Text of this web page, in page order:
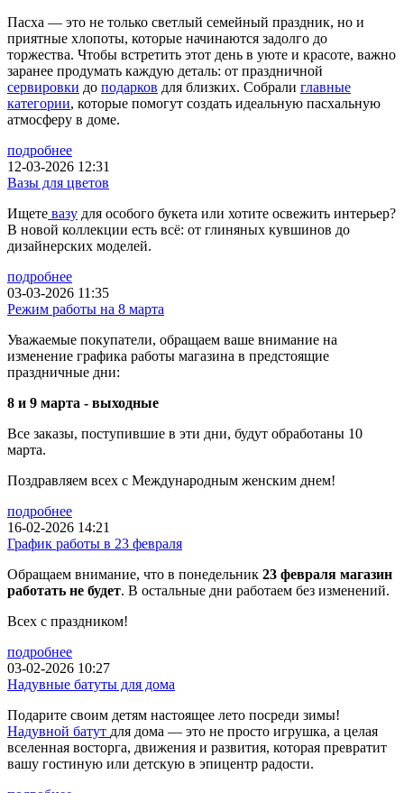
Пасха — это не только светлый семейный праздник, но и
приятные хлопоты, которые начинаются задолго до
торжества. Чтобы встретить этот день в уюте и красоте, важно
заранее продумать каждую деталь: от праздничной
сервировки до подарков для близких. Собрали главные
категории, которые помогут создать идеальную пасхальную
атмосферу в доме.
подробнее
12-03-2026 12:31
Вазы для цветов
Ищете вазу для особого букета или хотите освежить интерьер?
В новой коллекции есть всё: от глиняных кувшинов до
дизайнерских моделей.
подробнее
03-03-2026 11:35
Режим работы на 8 марта
Уважаемые покупатели, обращаем ваше внимание на
изменение графика работы магазина в предстоящие
праздничные дни:
8 и 9 марта - выходные
Все заказы, поступившие в эти дни, будут обработаны 10
марта.
Поздравляем всех с Международным женским днем!
подробнее
16-02-2026 14:21
График работы в 23 февраля
Обращаем внимание, что в понедельник 23 февраля магазин
работать не будет. В остальные дни работаем без изменений.
Всех с праздником!
подробнее
03-02-2026 10:27
Надувные батуты для дома
Подарите своим детям настоящее лето посреди зимы!
Надувной батут для дома — это не просто игрушка, а целая
вселенная восторга, движения и развития, которая превратит
вашу гостиную или детскую в эпицентр радости.